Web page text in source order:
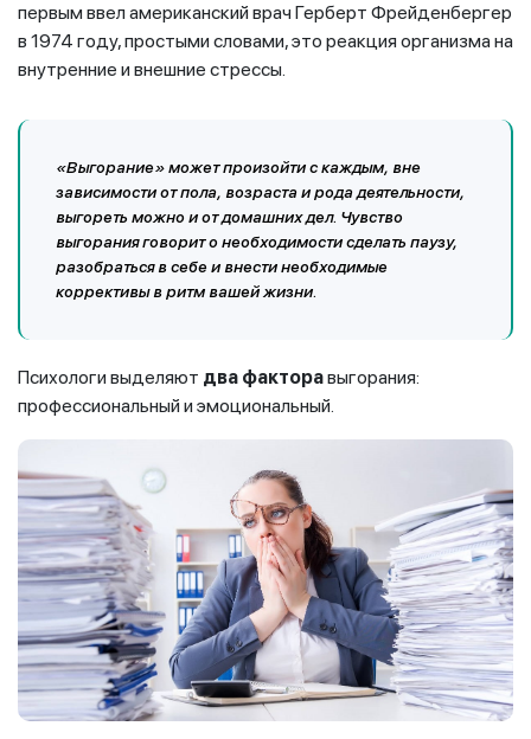
первым ввел американский врач Герберт Фрейденбергер
в 1974 году, простыми словами, это реакция организма на
внутренние и внешние стрессы.
«Выгорание» может произойти с каждым, вне
зависимости от пола, возраста и рода деятельности,
выгореть можно и от домашних дел. Чувство
выгорания говорит о необходимости сделать паузу,
разобраться в себе и внести необходимые
коррективы в ритм вашей жизни.
Психологи выделяют два факторавыгорания:
профессиональный и эмоциональный.